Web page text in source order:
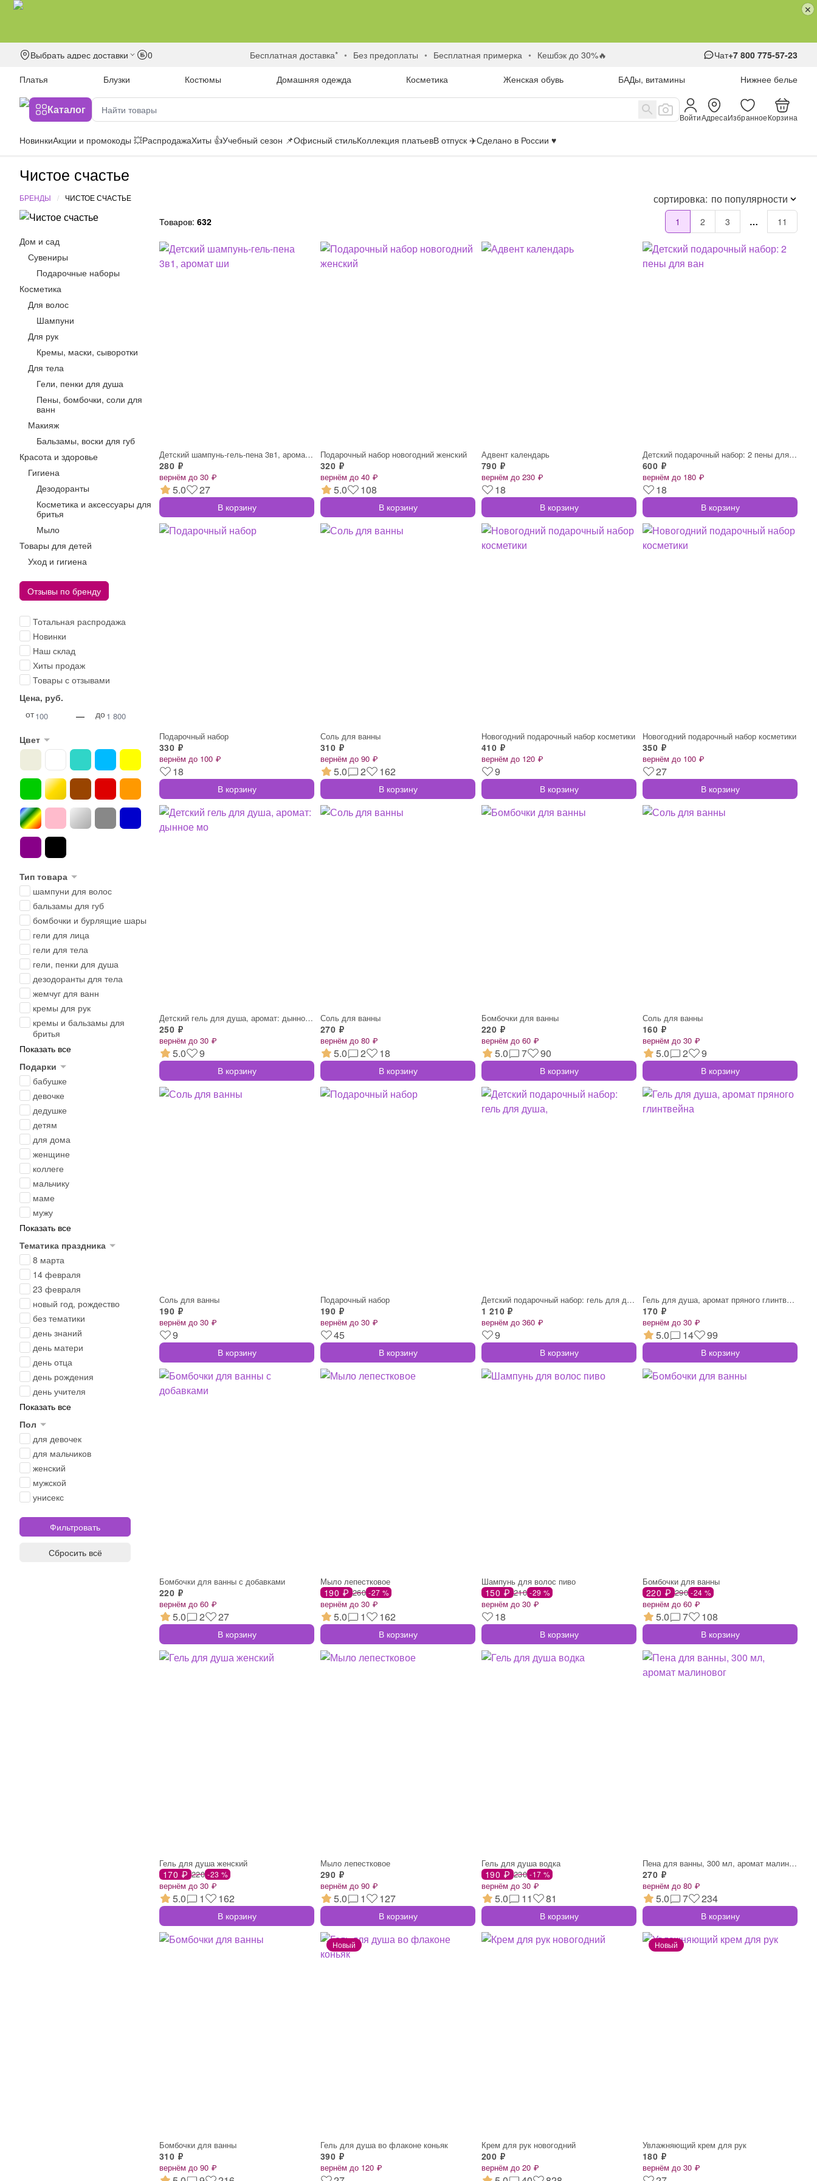
Выбрать адрес доставки 0 бесплатная доставка* без предоплаты бесплатная примерка кешбэк до 30%🔥 Чат+7 800 775-57-23
Платья
Блузки Костюмы Домашняя одежда Косметика Женская обувь БАДы, витамины Нижнее белье
Каталог
ВойтиАдресаИзбранноеКорзина
НовинкиАкции и промокоды 💥РаспродажаХиты 👍Учебный сезон 📌Офисный стильКоллекция платьевВ отпуск ✈️Сделано в России ♥️
Чистое счастье
сортировка: по популярности
БРЕНДЫ ЧИСТОЕ СЧАСТЬЕ
Дом и сад
Сувениры
Подарочные наборы
Косметика
Для волос
Шампуни
Для рук
Кремы, маски, сыворотки
Для тела
Гели, пенки для душа
Пены, бомбочки, соли для
ванн
Макияж
Бальзамы, воски для губ
Красота и здоровье
Гигиена
Дезодоранты
Косметика и аксессуары для
бритья
Мыло
Товары для детей
Уход и гигиена
Отзывы по бренду
Тотальная распродажа
Новинки
Наш склад
Хиты продаж
Товары с отзывами
Цена, руб.
от
— до
Цвет
Тип товара
шампуни для волос
бальзамы для губ
бомбочки и бурлящие шары
гели для лица
гели для тела
гели, пенки для душа
дезодоранты для тела
жемчуг для ванн
кремы для рук
кремы и бальзамы для
бритья
Показать все
Подарки
бабушке
девочке
дедушке
детям
для дома
женщине
коллеге
мальчику
маме
мужу
Показать все
Тематика праздника
8 марта
14 февраля
23 февраля
новый год, рождество
без тематики
день знаний
день матери
день отца
день рождения
день учителя
Показать все
Пол
для девочек
для мальчиков
женский
мужской
унисекс
Сбросить всё
Товаров: 632 1 2 3 … 11
Детский шампунь-гель-пена 3в1, аромат ши
280 ₽
вернём до 30 ₽
5.0 27
В корзину
Подарочный набор новогодний женский
320 ₽
вернём до 40 ₽
5.0 108
В корзину
Адвент календарь
790 ₽
вернём до 230 ₽
18
В корзину
Детский подарочный набор: 2 пены для ван
600 ₽
вернём до 180 ₽
18
В корзину
Подарочный набор
330 ₽
вернём до 100 ₽
18
В корзину
Соль для ванны
310 ₽
вернём до 90 ₽
5.0 2 162
В корзину
Новогодний подарочный набор косметики
410 ₽
вернём до 120 ₽
9
В корзину
Новогодний подарочный набор косметики
350 ₽
вернём до 100 ₽
27
В корзину
Детский гель для душа, аромат: дынное мо
250 ₽
вернём до 30 ₽
5.0 9
В корзину
Соль для ванны
270 ₽
вернём до 80 ₽
5.0 2 18
В корзину
Бомбочки для ванны
220 ₽
вернём до 60 ₽
5.0 7 90
В корзину
Соль для ванны
160 ₽
вернём до 30 ₽
5.0 2 9
В корзину
Соль для ванны
190 ₽
вернём до 30 ₽
9
В корзину
Подарочный набор
190 ₽
вернём до 30 ₽
45
В корзину
Детский подарочный набор: гель для душа,
1 210 ₽
вернём до 360 ₽
9
В корзину
Гель для душа, аромат пряного глинтвейна
170 ₽
вернём до 30 ₽
5.0 14 99
В корзину
Бомбочки для ванны с добавками
220 ₽
вернём до 60 ₽
5.0 2 27
В корзину
Мыло лепестковое
190 ₽ 260 -27 %
вернём до 30 ₽
5.0 1 162
В корзину
Шампунь для волос пиво
150 ₽ 210 -29 %
вернём до 30 ₽
18
В корзину
Бомбочки для ванны
220 ₽ 290 -24 %
вернём до 60 ₽
5.0 7 108
В корзину
Гель для душа женский
170 ₽ 220 -23 %
вернём до 30 ₽
5.0 1 162
В корзину
Мыло лепестковое
290 ₽
вернём до 90 ₽
5.0 1 127
В корзину
Гель для душа водка
190 ₽ 230 -17 %
вернём до 30 ₽
5.0 11 81
В корзину
Пена для ванны, 300 мл, аромат малиновог
270 ₽
вернём до 80 ₽
5.0 7 234
В корзину
Бомбочки для ванны
310 ₽
вернём до 90 ₽
Гель для душа во флаконе коньяк
390 ₽
вернём до 120 ₽
Крем для рук новогодний
200 ₽
вернём до 20 ₽
Увлажняющий крем для рук
180 ₽
вернём до 30 ₽